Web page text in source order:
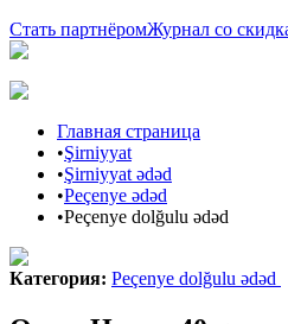
Стать партнёромЖурнал со
Главная страница
•Şirniyyat
•Şirniyyat ədəd
•Peçenye ədəd
•Peçenye dolğulu ədəd
Категория: Peçenye dolğulu ədəd